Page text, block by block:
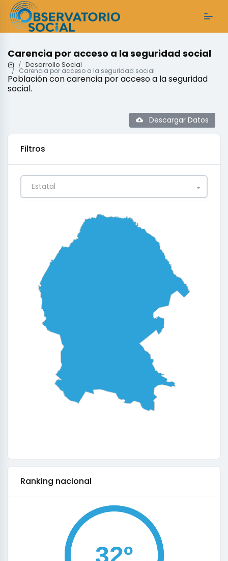
Carencia por acceso a la seguridad social
Desarrollo Social
Carencia por acceso a la seguridad social
Población con carencia por acceso a la seguridad
social.
Descargar Datos
Filtros
Estatal
ranking nacional